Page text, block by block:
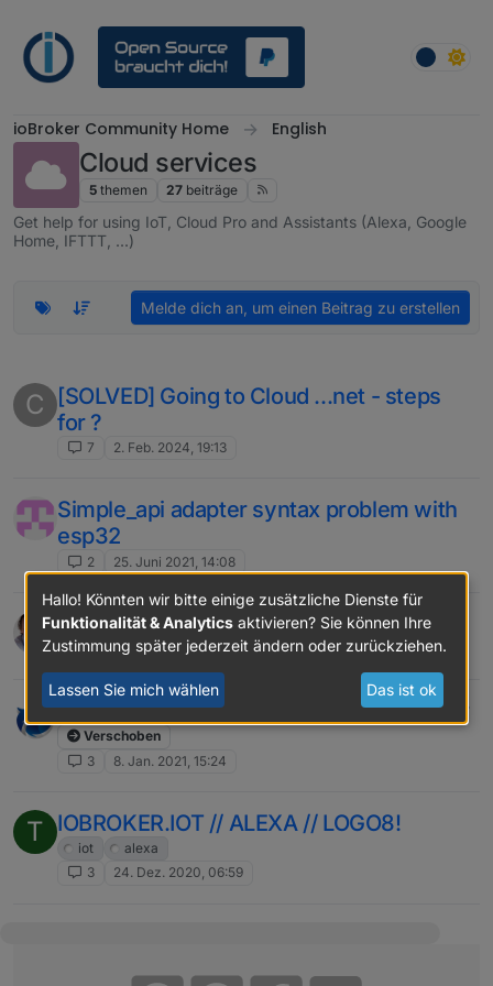
ioBroker Community Home English
Cloud services
5 themen 27 beiträge
Get help for using IoT, Cloud Pro and Assistants (Alexa, Google
Home, IFTTT, ...)
Melde dich an, um einen Beitrag zu erstellen
C
[SOLVED] Going to Cloud ...net - steps
for ?
7 2. Feb. 2024, 19:13
Simple_api adapter syntax problem with
esp32
2 25. Juni 2021, 14:08
SSL/TLS errors in Google Home adapter
12 25. Feb. 2021, 06:21
Amazon Alexa Smart Home Skill ioBroker
Verschoben
3
8. Jan. 2021, 15:24
T IOBROKER.IOT // ALEXA // LOGO8!
iot
alexa
3
24. Dez. 2020, 06:59
Hallo! Könnten wir bitte einige zusätzliche Dienste für
Funktionalität & Analytics aktivieren? Sie können Ihre
Zustimmung später jederzeit ändern oder zurückziehen.
Lassen Sie mich wählen Das ist ok